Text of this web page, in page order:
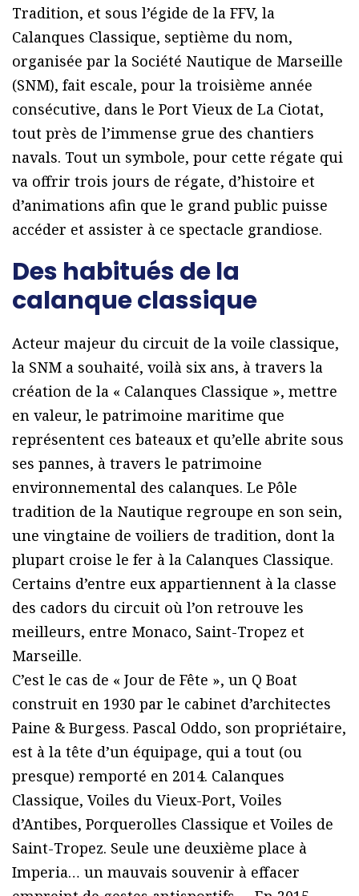
Tradition, et sous l’égide de la FFV, la
Calanques Classique, septième du nom,
organisée par la Société Nautique de Marseille
(SNM), fait escale, pour la troisième année
consécutive, dans le Port Vieux de La Ciotat,
tout près de l’immense grue des chantiers
navals. Tout un symbole, pour cette régate qui
va offrir trois jours de régate, d’histoire et
d’animations afin que le grand public puisse
accéder et assister à ce spectacle grandiose.
Des habitués de la
calanque classique
Acteur majeur du circuit de la voile classique,
la SNM a souhaité, voilà six ans, à travers la
création de la « Calanques Classique », mettre
en valeur, le patrimoine maritime que
représentent ces bateaux et qu’elle abrite sous
ses pannes, à travers le patrimoine
environnemental des calanques. Le Pôle
tradition de la Nautique regroupe en son sein,
une vingtaine de voiliers de tradition, dont la
plupart croise le fer à la Calanques Classique.
Certains d’entre eux appartiennent à la classe
des cadors du circuit où l’on retrouve les
meilleurs, entre Monaco, Saint-Tropez et
Marseille.
C’est le cas de « Jour de Fête », un Q Boat
construit en 1930 par le cabinet d’architectes
Paine & Burgess. Pascal Oddo, son propriétaire,
est à la tête d’un équipage, qui a tout (ou
presque) remporté en 2014. Calanques
Classique, Voiles du Vieux-Port, Voiles
d’Antibes, Porquerolles Classique et Voiles de
Saint-Tropez. Seule une deuxième place à
Imperia… un mauvais souvenir à effacer